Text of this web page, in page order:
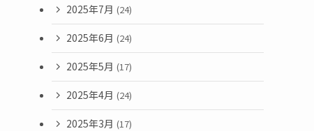
2025年7月 (24)
2025年6月 (24)
2025年5月 (17)
2025年4月 (24)
2025年3月 (17)